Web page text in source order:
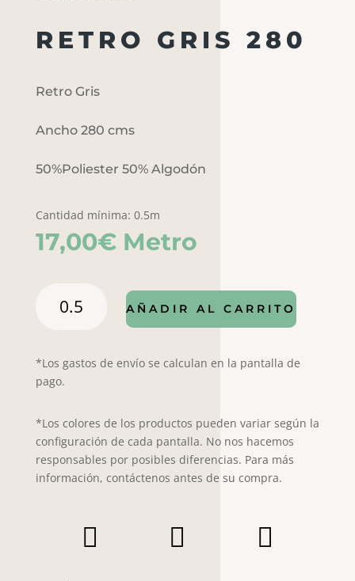
RETRO GRIS 280
Retro Gris
Ancho 280 cms
50%Poliester 50% Algodón
Cantidad mínima: 0.5m
17,00€ Metro
GRIS
AÑADIR AL CARRITO
*Los gastos de envío se calculan en la pantalla de
pago.
*Los colores de los productos pueden variar según la
configuración de cada pantalla. No nos hacemos
responsables por posibles diferencias. Para más
información, contáctenos antes de su compra.
  